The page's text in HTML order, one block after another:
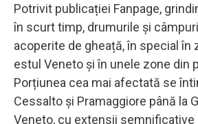
Potrivit publicației Fanpage,
în scurt timp, drumurile și
acoperite de gheață, în special în
estul Veneto și în unele zone din
Porțiunea cea mai afectată se
Cessalto și Pramaggiore până la
Veneto, cu extensii semnificative